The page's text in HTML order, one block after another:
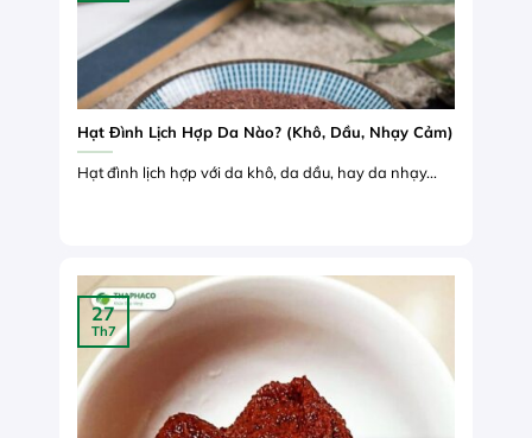
Hạt Đình Lịch Hợp Da Nào? (Khô, Dầu, Nhạy Cảm)
Hạt đình lịch hợp với da khô, da dầu, hay da nhạy...
27
Th7